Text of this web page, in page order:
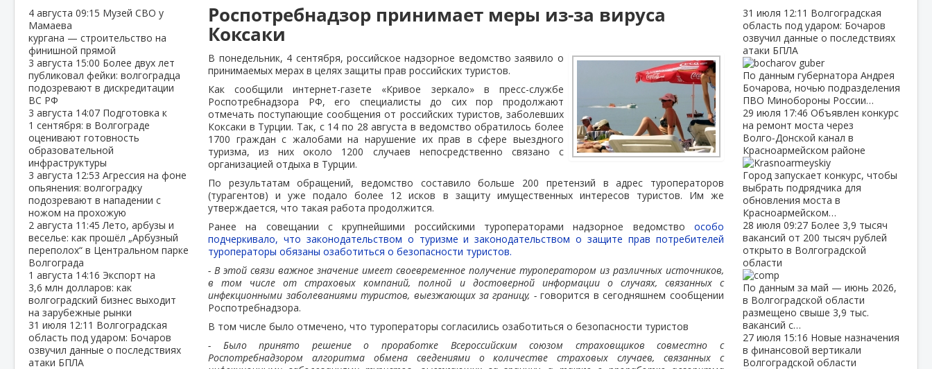
4 августа 09:15 Музей СВО у
Мамаева
кургана — строительство на
финишной прямой
3 августа 15:00 Более двух лет
публиковал фейки: волгоградца
подозревают в дискредитации
ВС РФ
3 августа 14:07 Подготовка к
1 сентября: в Волгограде
оценивают готовность
образовательной
инфраструктуры
3 августа 12:53 Агрессия на фоне
опьянения: волгоградку
подозревают в нападении с
ножом на прохожую
2 августа 11:45Лето, арбузы и
веселье: как прошёл „Арбузный
переполох“ в Центральном парке
Волгограда
1 августа 14:16 Экспорт на
3,6 млн долларов: как
волгоградский бизнес выходит
на зарубежные рынки
31 июля 12:11 Волгоградская
область под ударом: Бочаров
озвучил данные о последствиях
атаки БПЛА
Роспотребнадзор принимает меры из-за вируса
Коксаки
В понедельник, 4 сентября, российское надзорное ведомство заявило о
принимаемых мерах в целях защиты прав российских туристов.
Как сообщили интернет-газете «Кривое зеркало» в пресс-службе
Роспотребнадзора РФ, его специалисты до сих пор продолжают
отмечать поступающие сообщения от российских туристов, заболевших
Коксаки в Турции. Так, с 14 по 28 августа в ведомство обратилось более
1700 граждан с жалобами на нарушение их прав в сфере выездного
туризма, из них около 1200 случаев непосредственно связано с
организацией отдыха в Турции.
По результатам обращений, ведомство составило больше 200 претензий в адрес туроператоров
(турагентов) и уже подало более 12 исков в защиту имущественных интересов туристов. Им же
утверждается, что такая работа продолжится.
Ранее на совещании с крупнейшими российскими туроператорами надзорное ведомство особо
подчеркивало, что законодательством о туризме и законодательством о защите прав потребителей
туроператоры обязаны озаботиться о безопасности туристов.
- В этой связи важное значение имеет своевременное получение туроператором из различных источников,
в том числе от страховых компаний, полной и достоверной информации о случаях, связанных с
инфекционными заболеваниями туристов, выезжающих за границу, -говорится в сегодняшнем сообщении
Роспотребнадзора.
В том числе было отмечено, что туроператоры согласились озаботиться о безопасности туристов
- Было принято решение о проработке Всероссийским союзом страховщиков совместно с
Роспотребнадзором алгоритма обмена сведениями о количестве страховых случаев, связанных с
31 июля 12:11 Волгоградская
область под ударом: Бочаров
озвучил данные о последствиях
атаки БПЛА
По данным губернатора Андрея
Бочарова, ночью подразделения
ПВО Минобороны России…
29 июля 17:46 Объявлен конкурс
на ремонт моста через
Волго‑Донской канал в
Красноармейском районе
Город запускает конкурс, чтобы
выбрать подрядчика для
обновления моста в
Красноармейском…
28 июля 09:27 Более 3,9 тысяч
вакансий от 200 тысяч рублей
открыто в Волгоградской
области
По данным за май — июнь 2026,
в Волгоградской области
размещено свыше 3,9 тыс.
вакансий с…
27 июля 15:16 Новые назначения
в финансовой вертикали
Волгоградской области